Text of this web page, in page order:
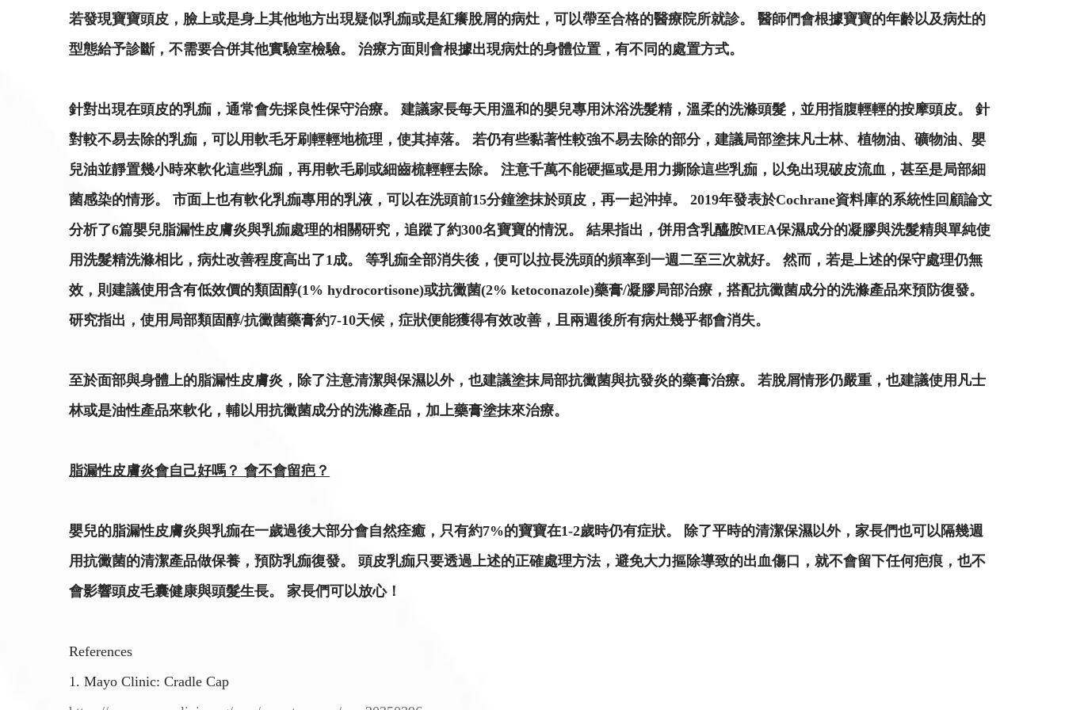
若發現寶寶頭皮，臉上或是身上其他地方出現疑似乳痂或是紅癢脫屑的病灶，可以帶至合格的醫療院所就診。 醫師們會根據寶寶的年齡以及病灶的
型態給予診斷，不需要合併其他實驗室檢驗。 治療方面則會根據出現病灶的身體位置，有不同的處置方式。
針對出現在頭皮的乳痂，通常會先採良性保守治療。 建議家長每天用溫和的嬰兒專用沐浴洗髮精，溫柔的洗滌頭髮，並用指腹輕輕的按摩頭皮。 針
對較不易去除的乳痂，可以用軟毛牙刷輕輕地梳理，使其掉落。 若仍有些黏著性較強不易去除的部分，建議局部塗抹凡士林、植物油、礦物油、嬰
兒油並靜置幾小時來軟化這些乳痂，再用軟毛刷或細齒梳輕輕去除。 注意千萬不能硬摳或是用力撕除這些乳痂，以免出現破皮流血，甚至是局部細
菌感染的情形。 市面上也有軟化乳痂專用的乳液，可以在洗頭前15分鐘塗抹於頭皮，再一起沖掉。 2019年發表於Cochrane資料庫的系統性回顧論文
分析了6篇嬰兒脂漏性皮膚炎與乳痂處理的相關研究，追蹤了約300名寶寶的情況。 結果指出，併用含乳醯胺MEA保濕成分的凝膠與洗髮精與單純使
用洗髮精洗滌相比，病灶改善程度高出了1成。 等乳痂全部消失後，便可以拉長洗頭的頻率到一週二至三次就好。 然而，若是上述的保守處理仍無
效，則建議使用含有低效價的類固醇(1% hydrocortisone)或抗黴菌(2% ketoconazole)藥膏/凝膠局部治療，搭配抗黴菌成分的洗滌產品來預防復發。
研究指出，使用局部類固醇/抗黴菌藥膏約7-10天候，症狀便能獲得有效改善，且兩週後所有病灶幾乎都會消失。
至於面部與身體上的脂漏性皮膚炎，除了注意清潔與保濕以外，也建議塗抹局部抗黴菌與抗發炎的藥膏治療。 若脫屑情形仍嚴重，也建議使用凡士
林或是油性產品來軟化，輔以用抗黴菌成分的洗滌產品，加上藥膏塗抹來治療。
脂漏性皮膚炎會自己好嗎？ 會不會留疤？
嬰兒的脂漏性皮膚炎與乳痂在一歲過後大部分會自然痊癒，只有約7%的寶寶在1-2歲時仍有症狀。 除了平時的清潔保濕以外，家長們也可以隔幾週
用抗黴菌的清潔產品做保養，預防乳痂復發。 頭皮乳痂只要透過上述的正確處理方法，避免大力摳除導致的出血傷口，就不會留下任何疤痕，也不
會影響頭皮毛囊健康與頭髮生長。 家長們可以放心！
References
1. Mayo Clinic: Cradle Cap